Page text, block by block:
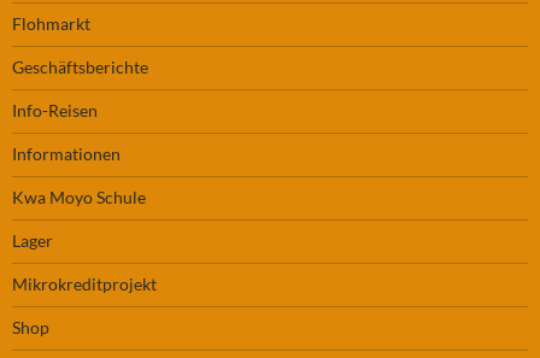
Flohmarkt
Geschäftsberichte
Info-Reisen
Informationen
Kwa Moyo Schule
Lager
Mikrokreditprojekt
Shop